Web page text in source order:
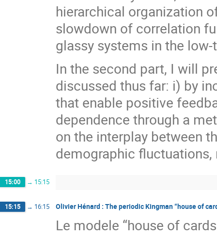
hierarchical organization
slowdown of correlation
glassy systems in the
In the second part, I will
discussed thus far: i) by
that enable positive
dependence through a
on the interplay between
demographic
15:00 → 15:15
15:15 → 16:15 Olivier Hénard : The periodic Kingman “house of
Le modele “house of